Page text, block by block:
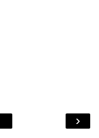
›